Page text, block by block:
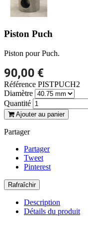
Piston Puch
Piston pour Puch.
90,00 €
Référence PISTPUCH2
Diamètre
Quantité
Ajouter au panier
Partager
Partager
Tweet
Pinterest
Description
Détails du produit